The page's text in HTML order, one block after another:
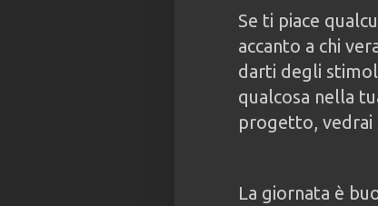
Se ti piace
accanto a chi
darti degli
qualcosa nella
progetto,
La giornata è